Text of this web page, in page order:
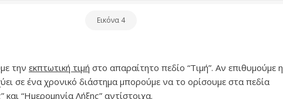
Εικόνα 4
την εκπτωτική τιμή στο απαραίτητο πεδίο “Τιμή”. Αν επιθυμούμε η
σε ένα χρονικό διάστημα μπορούμε να το ορίσουμε στα πεδία
“Ημερομηνία Λήξης” αντίστοιχα.